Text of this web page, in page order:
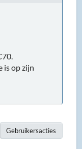
is op zijn
Gebruikersacties